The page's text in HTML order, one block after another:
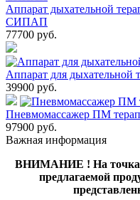
Аппарат дыхательной
СИПАП
77700 руб.
Аппарат для
39900 руб.
Пневмомассажер ПМ
97900 руб.
Важная информация
ВНИМАНИЕ ! На точках
предлагаемой